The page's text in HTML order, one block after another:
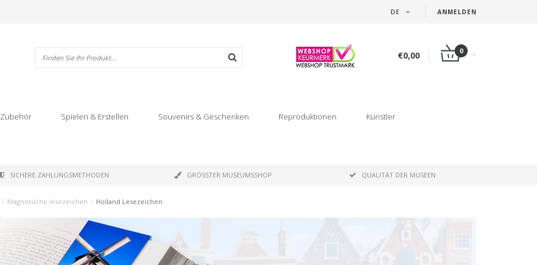
ANMELDEN
DE
€0,00 0
Zubehör Spielen & Erstellen Souvenirs & Geschenken Reproduktionen Künstler
SICHERE ZAHLUNGSMETHODEN GRÖSSTER MUSEUMSSHOP QUALITÄT DER MUSEEN
/ Magnetsiche lesezeichen / Holland Lesezeichen